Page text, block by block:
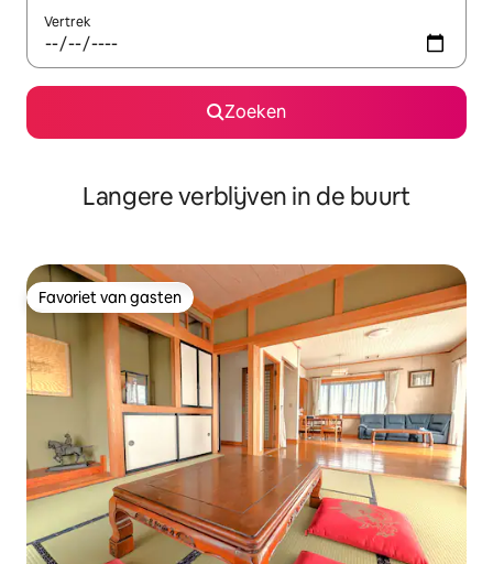
Vertrek
Zoeken
Langere verblijven in de buurt
Favoriet van gasten
Favoriet van gasten